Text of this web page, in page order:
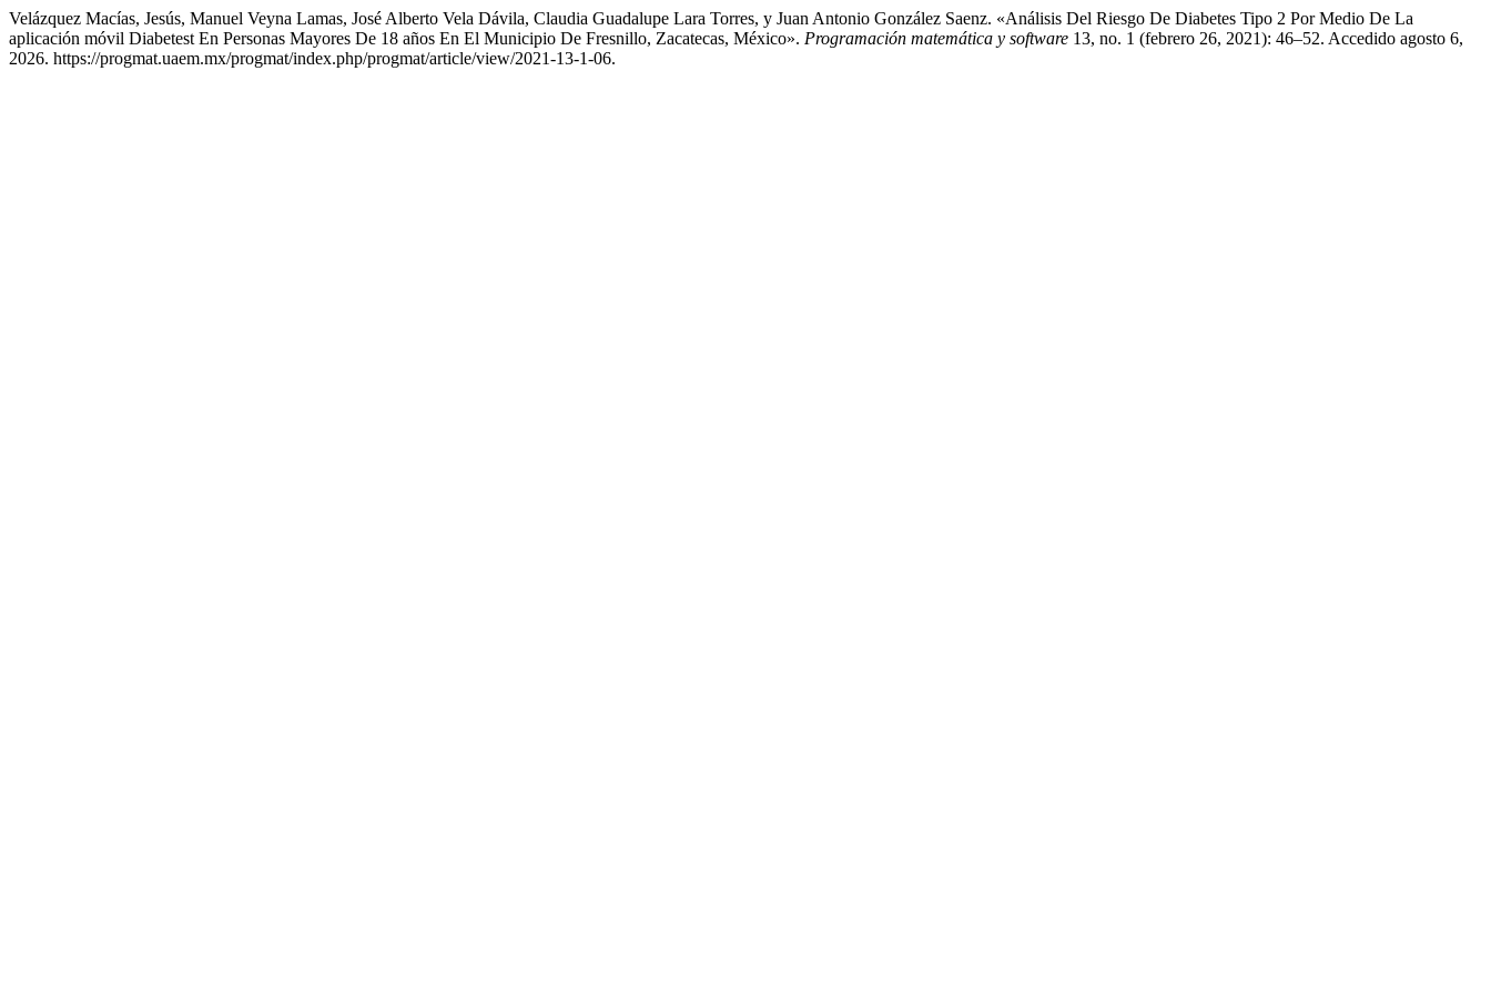
Velázquez Macías, Jesús, Manuel Veyna Lamas, José Alberto Vela Dávila, Claudia Guadalupe Lara Torres, y Juan Antonio González Saenz. «Análisis Del Riesgo De Diabetes Tipo 2 Por Medio De La
aplicación móvil Diabetest En Personas Mayores De 18 años En El Municipio De Fresnillo, Zacatecas, México». Programación matemática y software 13, no. 1 (febrero 26, 2021): 46–52. Accedido agosto 6,
2026. https://progmat.uaem.mx/progmat/index.php/progmat/article/view/2021-13-1-06.